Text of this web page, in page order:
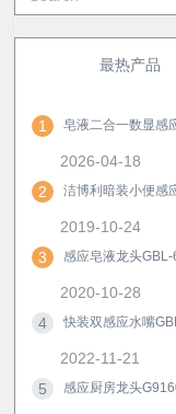
最热产品
1 皂液二合一数显感
2026-04-18
2
洁博利暗装小便感
2019-10-24
3
感应皂液龙头
2020-10-28
4
快装双感应水嘴
2022-11-21
5
感应厨房龙头